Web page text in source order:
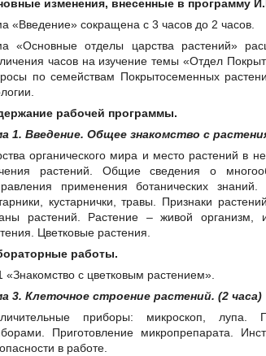
изменения, внесенные в программу
«Введение» сокращена с 3 часов до 2 часов.
«Основные отделы царства растений»
часов на изучение темы «Отдел
по семействам Покрытосеменных
рабочей программы.
1. Введение. Общее знакомство с
органического мира и место растений в
растений. Общие сведения о
применения ботанических
кустарнички, травы. Признаки
растений. Растение – живой
Цветковые растения.
работы.
с цветковым растением».
3. Клеточное строение растений. (2 часа)
приборы: микроскоп, лупа.
Приготовление микропрепарата.
в работе.